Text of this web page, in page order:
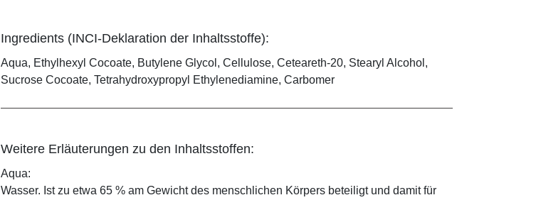
Ingredients (INCI-Deklaration der Inhaltsstoffe):
Aqua, Ethylhexyl Cocoate, Butylene Glycol, Cellulose, Ceteareth-20, Stearyl Alcohol,
Sucrose Cocoate, Tetrahydroxypropyl Ethylenediamine, Carbomer
Weitere Erläuterungen zu den Inhaltsstoffen:
Aqua:
Wasser. Ist zu etwa 65 % am Gewicht des menschlichen Körpers beteiligt und damit für